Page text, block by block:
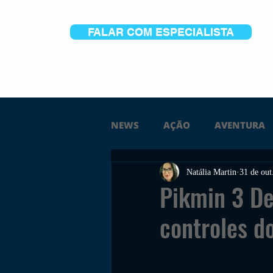
FALAR COM ESPECIALISTA
NEWS AÇÃO AVENTURA
FICÇÃO TERROR PC
TRAILER PLATAFORMA
Pikmin 3
controles
Natália Martin 31 de